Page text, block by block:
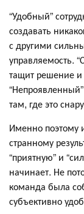
“Удобный”
создавать
с другими
управляемость.
тащит решение и
там, где это
Именно поэтому
странному
“приятную” и
начинает. Не
команда была
субъективно